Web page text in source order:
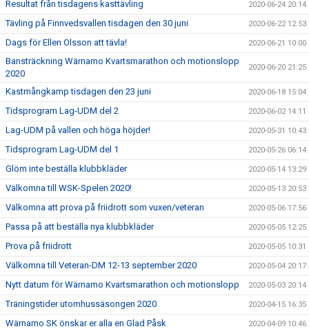
Resultat från tisdagens kasttävling 2020-06-24 20:14
Tävling på Finnvedsvallen tisdagen den 30 juni 2020-06-22 12:53
Dags för Ellen Olsson att tävla! 2020-06-21 10:00
Bansträckning Wärnamo Kvartsmarathon och motionslopp
2020
2020-06-20 21:25
Kastmångkamp tisdagen den 23 juni 2020-06-18 15:04
Tidsprogram Lag-UDM del 2 2020-06-02 14:11
Lag-UDM på vallen och höga höjder! 2020-05-31 10:43
Tidsprogram Lag-UDM del 1 2020-05-26 06:14
Glöm inte beställa klubbkläder 2020-05-14 13:29
Välkomna till WSK-Spelen 2020! 2020-05-13 20:53
Välkomna att prova på friidrott som vuxen/veteran 2020-05-06 17:56
Passa på att beställa nya klubbkläder 2020-05-05 12:25
Prova på friidrott 2020-05-05 10:31
Välkomna till Veteran-DM 12-13 september 2020 2020-05-04 20:17
Nytt datum för Wärnamo Kvartsmarathon och motionslopp 2020-05-03 20:14
Träningstider utomhussäsongen 2020 2020-04-15 16:35
Wärnamo SK önskar er alla en Glad Påsk 2020-04-09 10:46